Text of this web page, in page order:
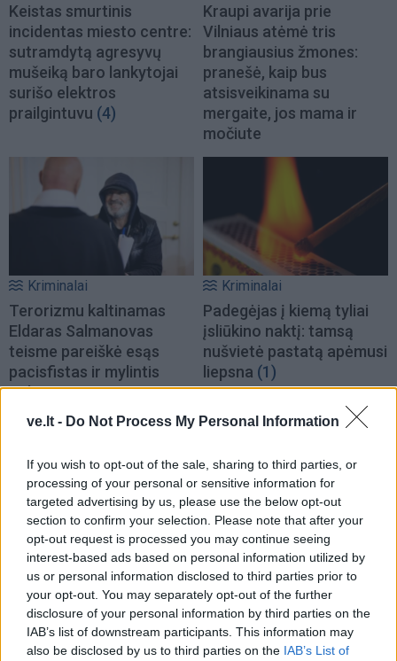
ve.lt - Do Not Process My Personal Information
If you wish to opt-out of the sale, sharing to third parties, or
processing of your personal or sensitive information for
targeted advertising by us, please use the below opt-out
section to confirm your selection. Please note that after your
opt-out request is processed you may continue seeing
interest-based ads based on personal information utilized by
us or personal information disclosed to third parties prior to
your opt-out. You may separately opt-out of the further
disclosure of your personal information by third parties on the
IAB’s list of downstream participants. This information may
also be disclosed by us to third parties on the IAB’s List of
Keistas smurtinis
incidentas miesto centre:
sutramdytą agresyvų
mušeiką baro lankytojai
surišo elektros
prailgintuvu (4)
Kraupi avarija prie
Vilniaus atėmė tris
brangiausius žmones:
pranešė, kaip bus
atsisveikinama su
mergaite, jos mama ir
močiute
Kriminalai
Terorizmu kaltinamas
Eldaras Salmanovas
teisme pareiškė esąs
pacisfistas ir mylintis
taiką
Kriminalai
Padegėjas į kiemą tyliai
įsliūkino naktį: tamsą
nušvietė pastatą apėmusi
liepsna (1)
Kriminalai
Muitininko Dulaičio
pasekėjas nušovė gandrą
(3)
Kriminalai
Pamiršo, kad namai jau
priklauso kitiems:
nostalgija daiktams
privertė griebtis smurto